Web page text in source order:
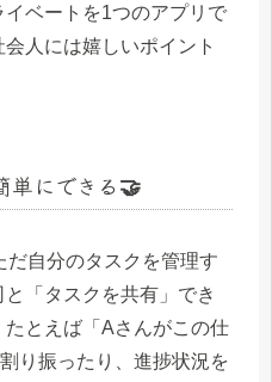
ベートを1つのアプリで
人には嬉しいポイント
単にできる🤝
だ自分のタスクを管理す
「タスクを共有」でき
とえば「Aさんがこの仕
り振ったり、進捗状況を